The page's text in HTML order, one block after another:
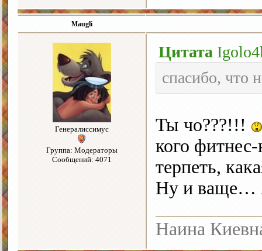
Maugli
Генералиссимус
Группа: Модераторы
Сообщений: 4071
Цитата
спасибо, что
Ты чо???!!!
кого
терпеть,
Ну и ваще…
Наина